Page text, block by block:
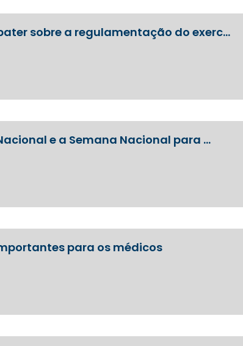
sobre a regulamentação do exerc…
e a Semana Nacional para …
para os médicos